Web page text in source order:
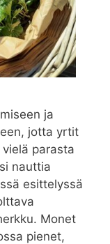
ja
jotta yrtit
parasta
nauttia
esittelyssä
Monet
pienet,